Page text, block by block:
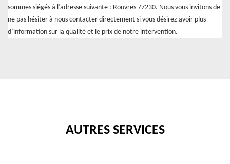
sommes siégés à l’adresse suivante : Rouvres 77230. Nous vous invitons de
ne pas hésiter à nous contacter directement si vous désirez avoir plus
d’information sur la qualité et le prix de notre intervention.
AUTRES SERVICES